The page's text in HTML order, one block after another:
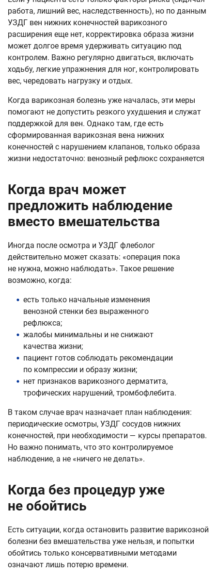
работа, лишний вес, наследственность), но по данным
УЗДГ вен нижних конечностей варикозного
расширения еще нет, корректировка образа жизни
может долгое время удерживать ситуацию под
контролем. Важно регулярно двигаться, включать
ходьбу, легкие упражнения для ног, контролировать
вес, чередовать нагрузку и отдых.
Когда варикозная болезнь уже началась, эти меры
помогают не допустить резкого ухудшения и служат
поддержкой для вен. Однако там, где есть
сформированная варикозная вена нижних
конечностей с нарушением клапанов, только образа
жизни недостаточно: венозный рефлюкс сохраняется
Когда врач может
предложить наблюдение
вместо вмешательства
Иногда после осмотра и УЗДГ флеболог
действительно может сказать: «операция пока
не нужна, можно наблюдать». Такое решение
возможно, когда:
есть только начальные изменения
венозной стенки без выраженного
рефлюкса;
жалобы минимальны и не снижают
качества жизни;
пациент готов соблюдать рекомендации
по компрессии и образу жизни;
нет признаков варикозного дерматита,
трофических нарушений, тромбофлебита.
В таком случае врач назначает план наблюдения:
периодические осмотры, УЗДГ сосудов нижних
конечностей, при необходимости — курсы препаратов.
Но важно понимать, что это контролируемое
наблюдение, а не «ничего не делать».
Когда без процедур уже
не обойтись
Есть ситуации, когда остановить развитие варикозной
болезни без вмешательства уже нельзя, и попытки
обойтись только консервативными методами
означают лишь потерю времени.